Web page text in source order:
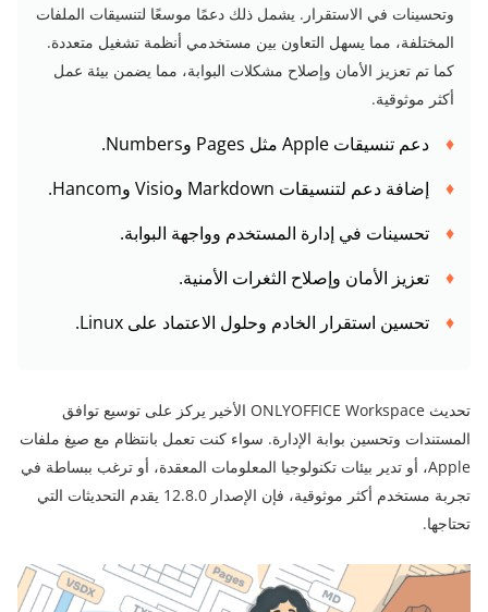
وتحسينات في الاستقرار. يشمل ذلك دعمًا موسعًا لتنسيقات الملفات
المختلفة، مما يسهل التعاون بين مستخدمي أنظمة تشغيل متعددة.
كما تم تعزيز الأمان وإصلاح مشكلات البوابة، مما يضمن بيئة عمل
أكثر موثوقية.
دعم تنسيقات Apple مثل Pages وNumbers.
إضافة دعم لتنسيقات Markdown وVisio وHancom.
تحسينات في إدارة المستخدم وواجهة البوابة.
تعزيز الأمان وإصلاح الثغرات الأمنية.
تحسين استقرار الخادم وحلول الاعتماد على Linux.
تحديث ONLYOFFICE Workspace الأخير يركز على توسيع توافق
المستندات وتحسين بوابة الإدارة. سواء كنت تعمل بانتظام مع صيغ ملفات
Apple، أو تدير بيئات تكنولوجيا المعلومات المعقدة، أو ترغب ببساطة في
تجربة مستخدم أكثر موثوقية، فإن الإصدار 12.8.0 يقدم التحديثات التي
تحتاجها.